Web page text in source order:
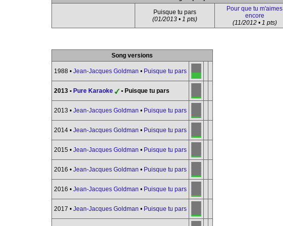
Puisque tu pars
(01/2013 • 1 pts)
Pour que tu m'aimes
encore
(11/2012 • 1 pts)
Song versions
1988 • Jean-Jacques Goldman • Puisque tu pars
2013 • Pure Karaoke • Puisque tu pars
2013 • Jean-Jacques Goldman • Puisque tu pars
2014 • Jean-Jacques Goldman • Puisque tu pars
2015 • Jean-Jacques Goldman • Puisque tu pars
2016 • Jean-Jacques Goldman • Puisque tu pars
2016 • Jean-Jacques Goldman • Puisque tu pars
2017 • Jean-Jacques Goldman • Puisque tu pars